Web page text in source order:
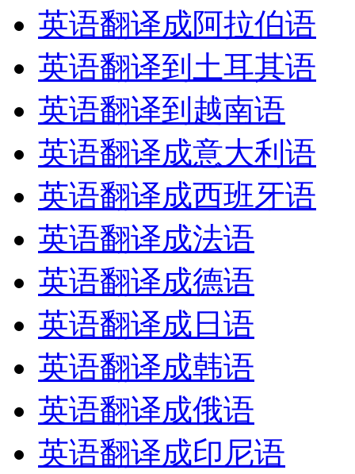
英语翻译成阿拉伯语
英语翻译到土耳其语
英语翻译到越南语
英语翻译成意大利语
英语翻译成西班牙语
英语翻译成法语
英语翻译成德语
英语翻译成日语
英语翻译成韩语
英语翻译成俄语
英语翻译成印尼语